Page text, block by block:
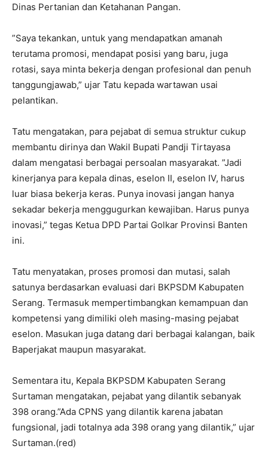
Dinas Pertanian dan Ketahanan Pangan.
”Saya tekankan, untuk yang mendapatkan amanah
terutama promosi, mendapat posisi yang baru, juga
rotasi, saya minta bekerja dengan profesional dan penuh
tanggungjawab,” ujar Tatu kepada wartawan usai
pelantikan.
Tatu mengatakan, para pejabat di semua struktur cukup
membantu dirinya dan Wakil Bupati Pandji Tirtayasa
dalam mengatasi berbagai persoalan masyarakat. ”Jadi
kinerjanya para kepala dinas, eselon II, eselon IV, harus
luar biasa bekerja keras. Punya inovasi jangan hanya
sekadar bekerja menggugurkan kewajiban. Harus punya
inovasi,” tegas Ketua DPD Partai Golkar Provinsi Banten
ini.
Tatu menyatakan, proses promosi dan mutasi, salah
satunya berdasarkan evaluasi dari BKPSDM Kabupaten
Serang. Termasuk mempertimbangkan kemampuan dan
kompetensi yang dimiliki oleh masing-masing pejabat
eselon. Masukan juga datang dari berbagai kalangan, baik
Baperjakat maupun masyarakat.
Sementara itu, Kepala BKPSDM Kabupaten Serang
Surtaman mengatakan, pejabat yang dilantik sebanyak
398 orang.”Ada CPNS yang dilantik karena jabatan
fungsional, jadi totalnya ada 398 orang yang dilantik,” ujar
Surtaman.(red)